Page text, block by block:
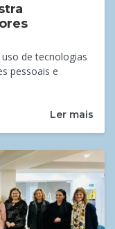
uso de tecnologias
pessoais e
Ler mais